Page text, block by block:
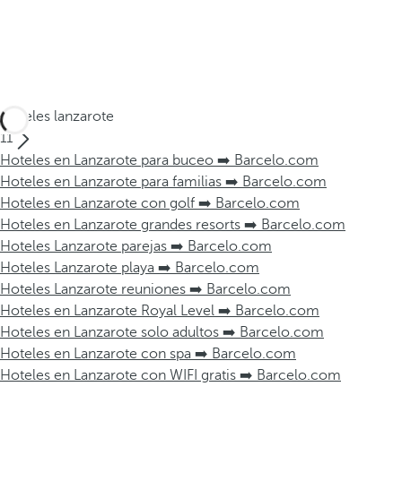
Hoteles lanzarote
11
Hoteles en Lanzarote para buceo ➡️ Barcelo.com
Hoteles en Lanzarote para familias ➡️ Barcelo.com
Hoteles en Lanzarote con golf ➡️ Barcelo.com
Hoteles en Lanzarote grandes resorts ➡️ Barcelo.com
Hoteles Lanzarote parejas ➡️ Barcelo.com
Hoteles Lanzarote playa ➡️ Barcelo.com
Hoteles Lanzarote reuniones ➡️ Barcelo.com
Hoteles en Lanzarote Royal Level ➡️ Barcelo.com
Hoteles en Lanzarote solo adultos ➡️ Barcelo.com
Hoteles en Lanzarote con spa ➡️ Barcelo.com
Hoteles en Lanzarote con WIFI gratis ➡️ Barcelo.com